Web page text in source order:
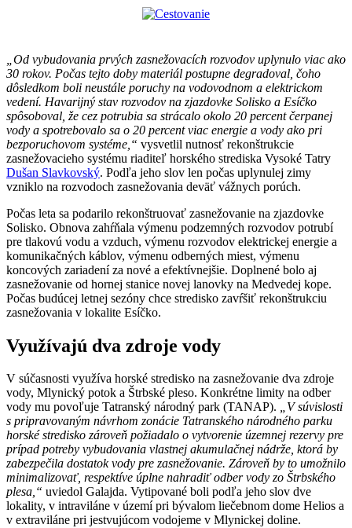
„Od vybudovania prvých zasnežovacích rozvodov uplynulo viac ako
30 rokov. Počas tejto doby materiál postupne degradoval, čoho
dôsledkom boli neustále poruchy na vodovodnom a elektrickom
vedení. Havarijný stav rozvodov na zjazdovke Solisko a Esíčko
spôsoboval, že cez potrubia sa strácalo okolo 20 percent čerpanej
vody a spotrebovalo sa o 20 percent viac energie a vody ako pri
bezporuchovom systéme,“ vysvetlil nutnosť rekonštrukcie
zasnežovacieho systému riaditeľ horského strediska Vysoké Tatry
Dušan Slavkovský. Podľa jeho slov len počas uplynulej zimy
vzniklo na rozvodoch zasnežovania deväť vážnych porúch.
Počas leta sa podarilo rekonštruovať zasnežovanie na zjazdovke
Solisko. Obnova zahŕňala výmenu podzemných rozvodov potrubí
pre tlakovú vodu a vzduch, výmenu rozvodov elektrickej energie a
komunikačných káblov, výmenu odberných miest, výmenu
koncových zariadení za nové a efektívnejšie. Doplnené bolo aj
zasnežovanie od hornej stanice novej lanovky na Medvedej kope.
Počas budúcej letnej sezóny chce stredisko zavŕšiť rekonštrukciu
zasnežovania v lokalite Esíčko.
Využívajú dva zdroje vody
V súčasnosti využíva horské stredisko na zasnežovanie dva zdroje
vody, Mlynický potok a Štrbské pleso. Konkrétne limity na odber
vody mu povoľuje Tatranský národný park (TANAP). „V súvislosti
s pripravovaným návrhom zonácie Tatranského národného parku
horské stredisko zároveň požiadalo o vytvorenie územnej rezervy pre
prípad potreby vybudovania vlastnej akumulačnej nádrže, ktorá by
zabezpečila dostatok vody pre zasnežovanie. Zároveň by to umožnilo
minimalizovať, respektíve úplne nahradiť odber vody zo Štrbského
plesa,“ uviedol Galajda. Vytipované boli podľa jeho slov dve
lokality, v intraviláne v území pri bývalom liečebnom dome Helios a
v extraviláne pri jestvujúcom vodojeme v Mlynickej doline.